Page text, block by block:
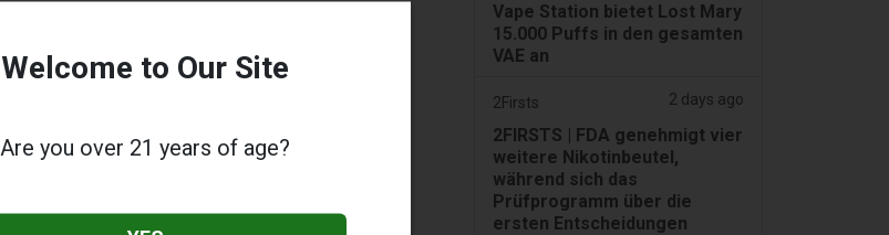
Vape Station bietet Lost Mary
15.000 Puffs in den gesamten
VAE an
2Firsts 2 days ago
2FIRSTS | FDA genehmigt vier
weitere Nikotinbeutel,
während sich das
Prüfprogramm über die
ersten Entscheidungen
Welcome to Our Site
Are you over 21 years of age?